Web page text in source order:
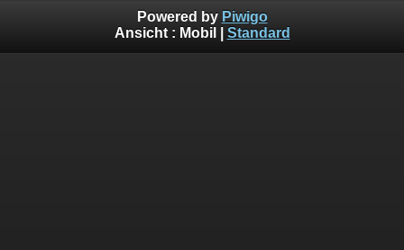
Powered by Piwigo
Ansicht : Mobil Standard